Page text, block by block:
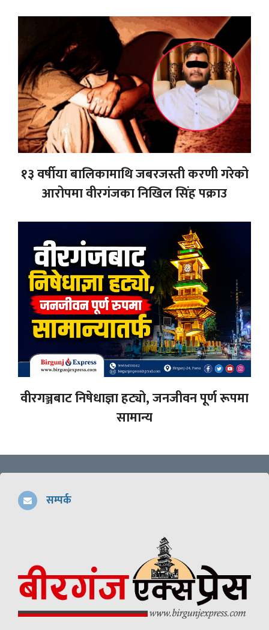
१३ वर्षीया बालिकामाथि जबरजस्ती करणी गरेको
आरोपमा वीरगंजका निखिल सिंह पक्राउ
वीरगञ्जबाट निषेधाज्ञा हट्यो, जनजीवन पूर्ण रूपमा
सामान्य
सम्पर्क